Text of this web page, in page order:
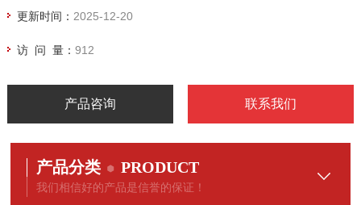
更新时间： 2025-12-20
访 问 量： 912
产品咨询 联系我们
产品分类 PRODUCT
我们相信好的产品是信誉的保证！